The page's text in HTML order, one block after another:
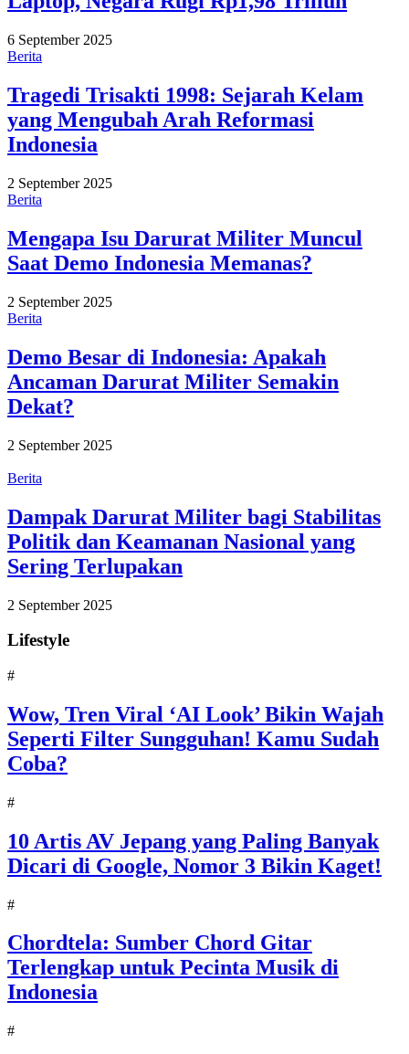
6 September 2025
Berita
Tragedi Trisakti 1998: Sejarah Kelam
yang Mengubah Arah Reformasi
Indonesia
2 September 2025
Berita
Mengapa Isu Darurat Militer Muncul
Saat Demo Indonesia Memanas?
2 September 2025
Berita
Demo Besar di Indonesia: Apakah
Ancaman Darurat Militer Semakin
Dekat?
2 September 2025
Berita
Dampak Darurat Militer bagi Stabilitas
Politik dan Keamanan Nasional yang
Sering Terlupakan
2 September 2025
Lifestyle
#
Wow, Tren Viral ‘AI Look’ Bikin Wajah
Seperti Filter Sungguhan! Kamu Sudah
Coba?
#
10 Artis AV Jepang yang Paling Banyak
Dicari di Google, Nomor 3 Bikin Kaget!
#
Chordtela: Sumber Chord Gitar
Terlengkap untuk Pecinta Musik di
Indonesia
#